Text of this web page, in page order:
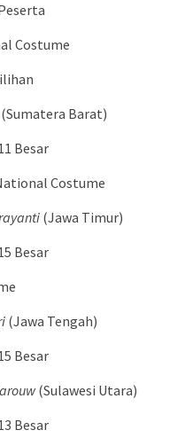
Costume
(Sumatera Barat)
Besar
Costume
(Jawa Timur)
Besar
(Jawa Tengah)
Besar
(Sulawesi Utara)
Besar